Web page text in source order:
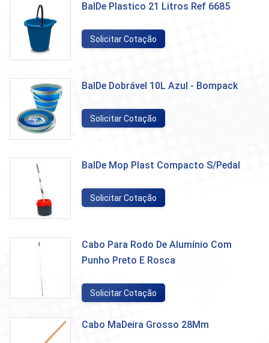
BalDe Plastico 21 Litros Ref 6685
Solicitar Cotação
BalDe Dobrável 10L Azul - Bompack
Solicitar Cotação
BalDe Mop Plast Compacto S/Pedal
Solicitar Cotação
Cabo Para Rodo De Alumínio Com
Punho Preto E Rosca
Solicitar Cotação
Cabo MaDeira Grosso 28Mm